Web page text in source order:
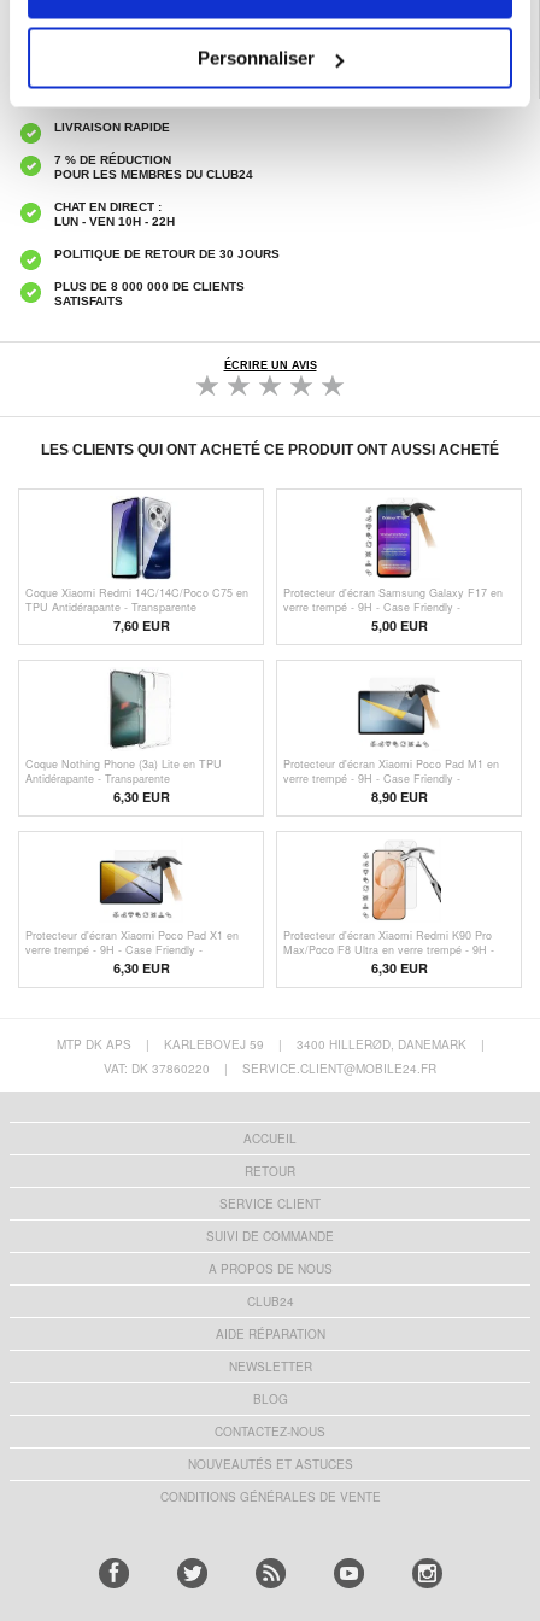
Personnaliser
LIVRAISON RAPIDE
7 % DE RÉDUCTION
POUR LES MEMBRES DU CLUB24
CHAT EN DIRECT :
LUN - VEN 10H - 22H
POLITIQUE DE RETOUR DE 30 JOURS
PLUS DE 8 000 000 DE CLIENTS
SATISFAITS
ÉCRIRE UN AVIS
LES CLIENTS QUI ONT ACHETÉ CE PRODUIT ONT AUSSI ACHETÉ
Coque Xiaomi Redmi 14C/14C/Poco C75 en
TPU Antidérapante - Transparente
7,60 EUR
Protecteur d'écran Samsung Galaxy F17 en
verre trempé - 9H - Case Friendly -
5,00EUR
Coque Nothing Phone (3a) Lite en TPU
Antidérapante - Transparente
6,30 EUR
Protecteur d'écran Xiaomi Poco Pad M1 en
verre trempé - 9H - Case Friendly -
8,90EUR
Protecteur d'écran Xiaomi Poco Pad X1 en
verre trempé - 9H - Case Friendly -
6,30EUR
Protecteur d'écran Xiaomi Redmi K90 Pro
Max/Poco F8 Ultra en verre trempé - 9H -
Case Friendly - Transparente
6,30EUR
MTP DK APS | KARLEBOVEJ 59 | 3400 HILLERØD, DANEMARK
|
VAT: DK 37860220
| SERVICE.CLIENT@MOBILE24.FR
ACCUEIL
RETOUR
SERVICE CLIENT
SUIVI DE COMMANDE
A PROPOS DE NOUS
CLUB24
AIDE RÉPARATION
NEWSLETTER
BLOG
CONTACTEZ-NOUS
NOUVEAUTÉS ET ASTUCES
CONDITIONS GÉNÉRALES DE VENTE